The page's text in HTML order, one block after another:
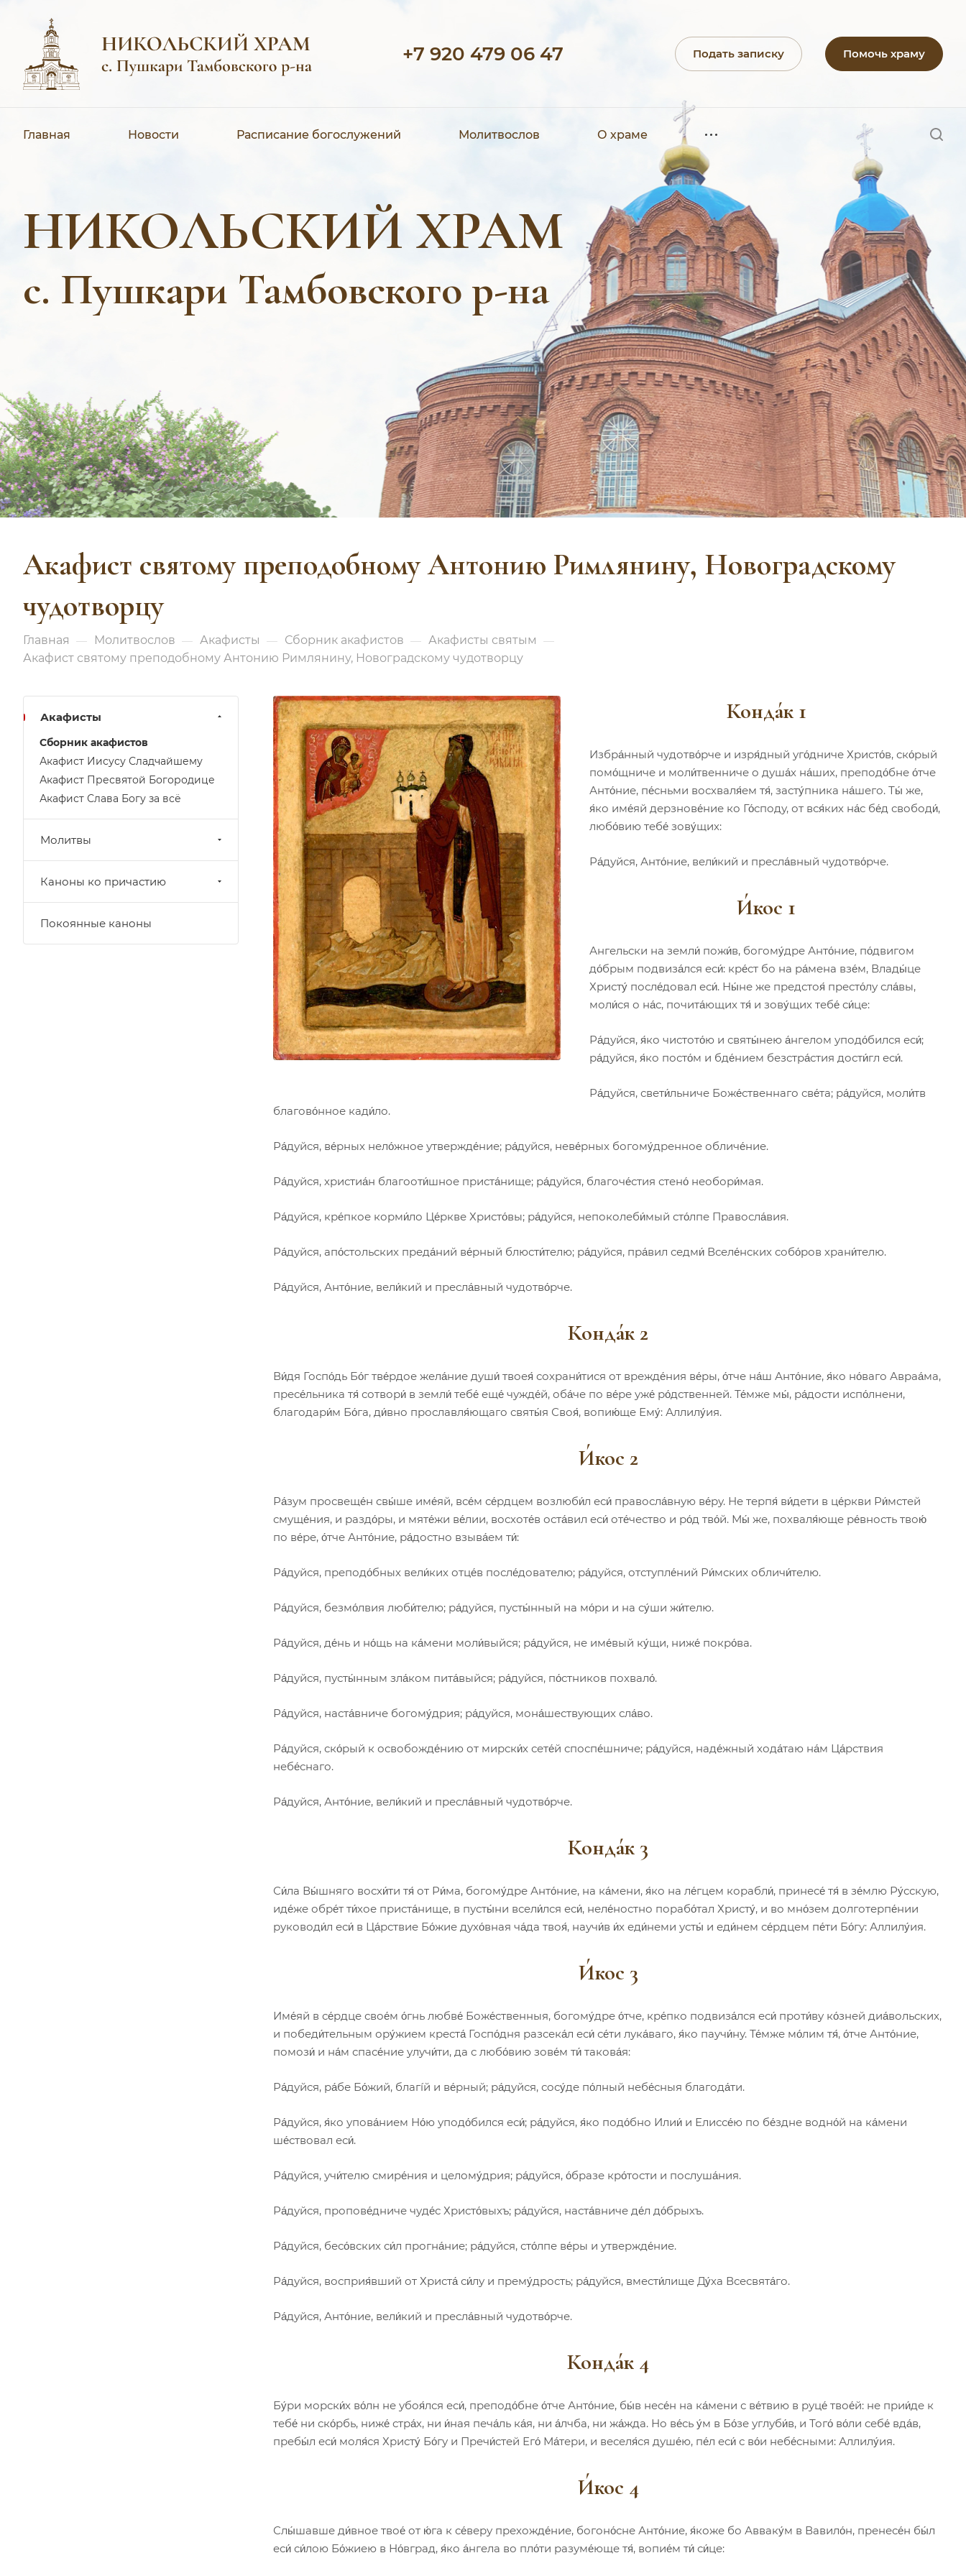
+7 920 479 06 47 Подать записку Помочь храму
Главная Новости Расписание богослужений Молитвослов О храме
НИКОЛЬСКИЙ ХРАМ
с. Пушкари Тамбовского р-на
Акафист святому преподобному Антонию Римлянину, Новоградскому
чудотворцу
Главная — Молитвослов — Акафисты — Сборник акафистов — Акафисты святым —
Акафист святому преподобному Антонию Римлянину, Новоградскому чудотворцу
Конда́к 1
Избра́нный чудотво́рче и изря́дный уго́дниче Христо́в, ско́рый
помо́щниче и моли́твенниче о душа́х на́ших, преподо́бне о́тче
Анто́ние, пе́сньми восхваля́ем тя́, засту́пника на́шего. Ты́ же,
я́ко име́яй дерзнове́ние ко Го́споду, от вся́ких на́с бе́д свободи́,
любо́вию тебе́ зову́щих:
Ра́дуйся, Анто́ние, вели́кий и пресла́вный чудотво́рче.
И́кос 1
Ангельски на земли́ пожи́в, богому́дре Анто́ние, по́двигом
до́брым подвиза́лся еси́: кре́ст бо на ра́мена взе́м, Влады́це
Христу́ после́довал еси́. Ны́не же предстоя́ престо́лу сла́вы,
моли́ся о на́с, почита́ющих тя́ и зову́щих тебе́ си́це:
Ра́дуйся, я́ко чистото́ю и святы́нею а́нгелом уподо́бился еси́;
ра́дуйся, я́ко посто́м и бде́нием безстра́стия дости́гл еси́.
Ра́дуйся, свети́льниче Боже́ственнаго све́та; ра́дуйся, моли́тв
благово́нное кади́ло.
Ра́дуйся, ве́рных нело́жное утвержде́ние; ра́дуйся, неве́рных богому́дренное обличе́ние.
Ра́дуйся, христиа́н благооти́шное приста́нище; ра́дуйся, благоче́стия стено́ необори́мая.
Ра́дуйся, кре́пкое корми́ло Це́ркве Христо́вы; ра́дуйся, непоколеби́мый сто́лпе Правосла́вия.
Ра́дуйся, апо́стольских преда́ний ве́рный блюсти́телю; ра́дуйся, пра́вил седми́ Вселе́нских собо́ров храни́телю.
Ра́дуйся, Анто́ние, вели́кий и пресла́вный чудотво́рче.
Конда́к 2
Ви́дя Госпо́дь Бо́г тве́рдое жела́ние души́ твоея́ сохрани́тися от врежде́ния ве́ры, о́тче на́ш Анто́ние, я́ко но́ваго Авраа́ма,
пресе́льника тя́ сотвори́ в земли́ тебе́ еще́ чужде́й, оба́че по ве́ре уже́ ро́дственней. Те́мже мы́, ра́дости испо́лнени,
благодари́м Бо́га, ди́вно прославля́ющаго святы́я Своя́, вопию́ще Ему́: Аллилу́ия.
И́кос 2
Ра́зум просвеще́н свы́ше име́яй, все́м се́рдцем возлюби́л еси́ правосла́вную ве́ру. Не терпя́ ви́дети в це́ркви Ри́мстей
смуще́ния, и раздо́ры, и мяте́жи ве́лии, восхоте́в оста́вил еси́ оте́чество и ро́д тво́й. Мы́ же, похваля́юще ре́вность твою́
по ве́ре, о́тче Анто́ние, ра́достно взыва́ем ти́:
Ра́дуйся, преподо́бных вели́ких отце́в после́дователю; ра́дуйся, отступле́ний Ри́мских обличи́телю.
Ра́дуйся, безмо́лвия люби́телю; ра́дуйся, пусты́нный на мо́ри и на су́ши жи́телю.
Ра́дуйся, де́нь и но́щь на ка́мени моли́выйся; ра́дуйся, не име́вый ку́щи, ниже́ покро́ва.
Ра́дуйся, пусты́нным зла́ком пита́выйся; ра́дуйся, по́стников похвало́.
Ра́дуйся, наста́вниче богому́дрия; ра́дуйся, мона́шествующих сла́во.
Ра́дуйся, ско́рый к освобожде́нию от мирски́х сете́й споспе́шниче; ра́дуйся, наде́жный хода́таю на́м Ца́рствия
небе́снаго.
Ра́дуйся, Анто́ние, вели́кий и пресла́вный чудотво́рче.
Конда́к 3
Си́ла Вы́шняго восхи́ти тя́ от Ри́ма, богому́дре Анто́ние, на ка́мени, я́ко на ле́гцем корабли́, принесе́ тя́ в зе́млю Ру́сскую,
иде́же обре́т ти́хое приста́нище, в пусты́ни всели́лся еси́, неле́ностно порабо́тал Христу́, и во мно́зем долготерпе́нии
руководи́л еси́ в Ца́рствие Бо́жие духо́вная ча́да твоя́, научи́в и́х еди́неми усты́ и еди́нем се́рдцем пе́ти Бо́гу: Аллилу́ия.
И́кос 3
Име́яй в се́рдце свое́м о́гнь любве́ Боже́ственныя, богому́дре о́тче, кре́пко подвиза́лся еси́ проти́ву ко́зней диа́вольских,
и победи́тельным ору́жием креста́ Госпо́дня разсека́л еси́ се́ти лука́ваго, я́ко паучи́ну. Те́мже мо́лим тя́, о́тче Анто́ние,
помози́ и на́м спасе́ние улучи́ти, да с любо́вию зове́м ти́ такова́я:
Ра́дуйся, ра́бе Бо́жий, благíй и ве́рный; ра́дуйся, сосу́де по́лный небе́сныя благода́ти.
Ра́дуйся, я́ко упова́нием Но́ю уподо́бился еси́; ра́дуйся, я́ко подо́бно Илии́ и Елиссе́ю по бе́здне водно́й на ка́мени
ше́ствовал еси́.
Ра́дуйся, учи́телю смире́ния и целому́дрия; ра́дуйся, о́бразе кро́тости и послуша́ния.
Ра́дуйся, пропове́дниче чуде́с Христо́выхъ; ра́дуйся, наста́вниче де́л до́брыхъ.
Ра́дуйся, бесо́вских си́л прогна́ние; ра́дуйся, сто́лпе ве́ры и утвержде́ние.
Ра́дуйся, восприя́вший от Христа́ си́лу и прему́дрость; ра́дуйся, вмести́лище Ду́ха Всесвята́го.
Ра́дуйся, Анто́ние, вели́кий и пресла́вный чудотво́рче.
Конда́к 4
Бу́ри морски́х во́лн не убоя́лся еси́, преподо́бне о́тче Анто́ние, бы́в несе́н на ка́мени с ве́твию в руце́ твое́й: не прии́де к
тебе́ ни ско́рбь, ниже́ стра́х, ни и́ная печа́ль ка́я, ни а́лчба, ни жа́жда. Но ве́сь у́м в Бо́зе углуби́в, и Того́ во́ли себе́ вда́в,
пребы́л еси́ моля́ся Христу́ Бо́гу и Пречи́стей Его́ Ма́тери, и веселя́ся душе́ю, пе́л еси́ с во́и небе́сными: Аллилу́ия.
И́кос 4
Слы́шавше ди́вное твое́ от ю́га к се́веру прехожде́ние, богоно́сне Анто́ние, я́коже бо Авваку́м в Вавило́н, пренесе́н бы́л
еси́ си́лою Бо́жиею в Но́вград, я́ко а́нгела во пло́ти разуме́юще тя́, вопие́м ти́ си́це:
Акафисты
Сборник акафистов
Акафист Иисусу Сладчайшему
Акафист Пресвятой Богородице
Акафист Слава Богу за всё
Молитвы
Каноны ко причастию
Покоянные каноны